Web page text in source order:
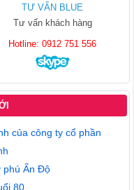
TƯ VẤN BLUE
Tư vấn khách hàng
Hotline: 0912 751 556
của công ty cổ phần
phú Ấn Độ
80